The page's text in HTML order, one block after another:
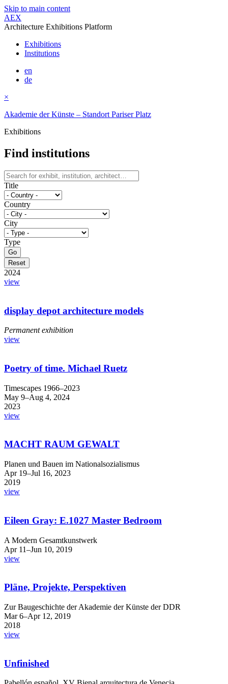
Skip to main content
AEX
Architecture Exhibitions Platform
Exhibitions
Institutions
en
de
×
Akademie der Künste – Standort Pariser Platz
Exhibitions
Find institutions
Title
Country
City
Type
2024
view
display depot architecture models
Permanent exhibition
view
Poetry of time. Michael Ruetz
Timescapes 1966–2023
May 9–Aug 4, 2024
2023
view
MACHT RAUM GEWALT
Planen und Bauen im Nationalsozialismus
Apr 19–Jul 16, 2023
2019
view
Eileen Gray: E.1027 Master Bedroom
A Modern Gesamtkunstwerk
Apr 11–Jun 10, 2019
view
Pläne, Projekte, Perspektiven
Zur Baugeschichte der Akademie der Künste der DDR
Mar 6–Apr 12, 2019
2018
view
Unfinished